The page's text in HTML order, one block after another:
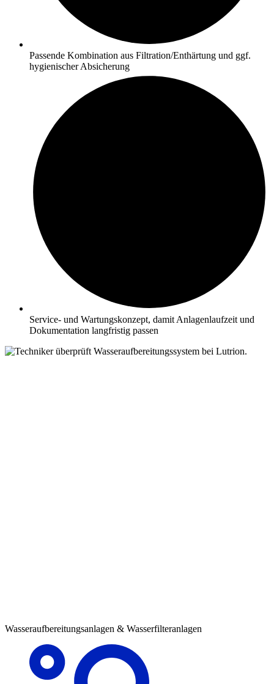
Passende Kombination aus Filtration/Enthärtung und ggf.
hygienischer Absicherung
Service- und Wartungskonzept, damit Anlagenlaufzeit und
Dokumentation langfristig passen
Wasseraufbereitungsanlagen & Wasserfilteranlagen